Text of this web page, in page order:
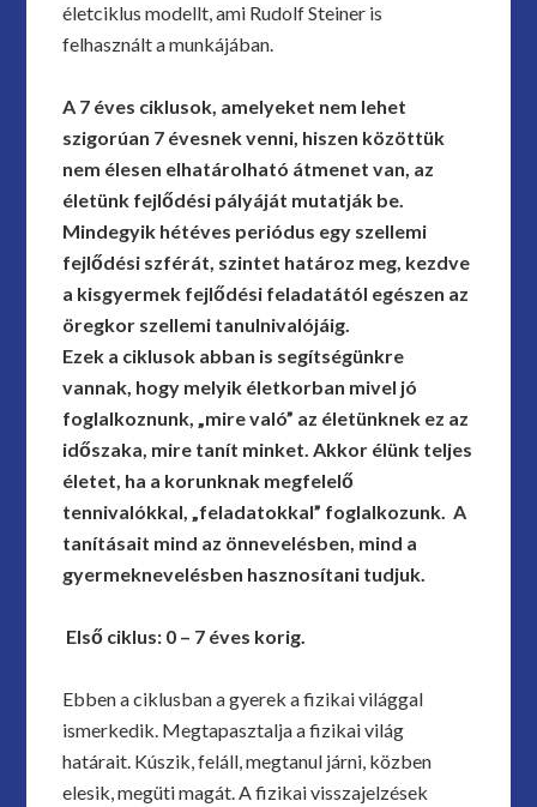
életciklus modellt, ami Rudolf Steiner is
felhasznált a munkájában.
A 7 éves ciklusok, amelyeket nem lehet
szigorúan 7 évesnek venni, hiszen közöttük
nem élesen elhatárolható átmenet van, az
életünk fejlődési pályáját mutatják be.
Mindegyik hétéves periódus egy szellemi
fejlődési szférát, szintet határoz meg, kezdve
a kisgyermek fejlődési feladatától egészen az
öregkor szellemi tanulnivalójáig.
Ezek a ciklusok abban is segítségünkre
vannak, hogy melyik életkorban mivel jó
foglalkoznunk, „mire való” az életünknek ez az
időszaka, mire tanít minket. Akkor élünk teljes
életet, ha a korunknak megfelelő
tennivalókkal, „feladatokkal” foglalkozunk. A
tanításait mind az önnevelésben, mind a
gyermeknevelésben hasznosítani tudjuk.
Első ciklus: 0 – 7 éves korig.
Ebben a ciklusban a gyerek a fizikai világgal
ismerkedik. Megtapasztalja a fizikai világ
határait. Kúszik, feláll, megtanul járni, közben
elesik, megüti magát. A fizikai visszajelzések